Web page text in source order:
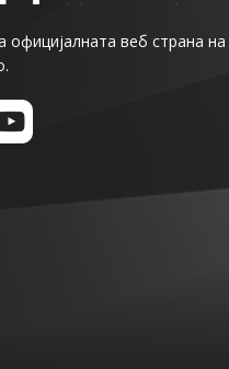
официјалната веб страна на